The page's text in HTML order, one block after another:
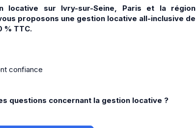
locative sur Ivry-sur-Seine, Paris et la région
proposons une gestion locative all-inclusive de
% TTC.
confiance
questions concernant la gestion locative ?